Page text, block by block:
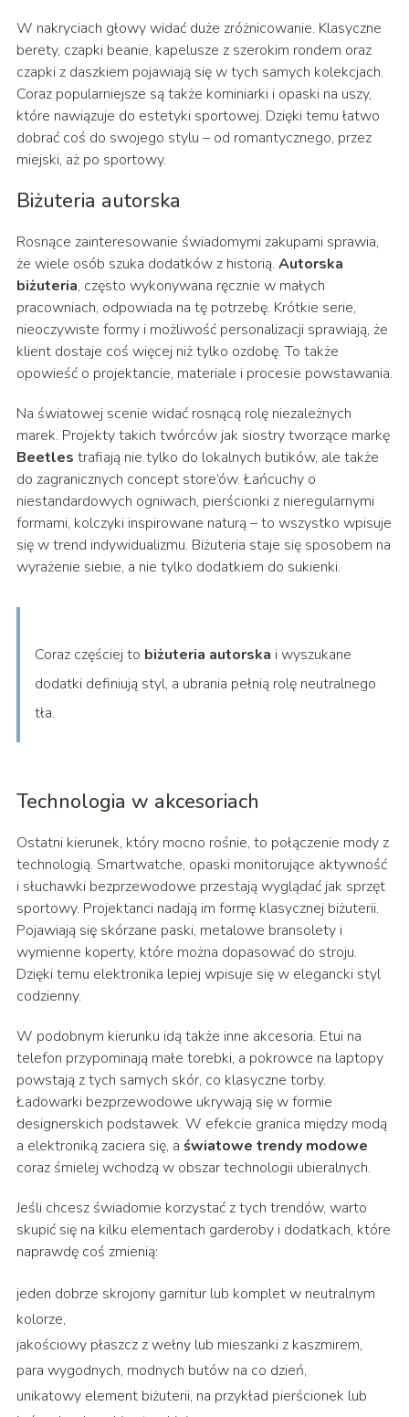
W nakryciach głowy widać duże zróżnicowanie. Klasyczne
berety, czapki beanie, kapelusze z szerokim rondem oraz
czapki z daszkiem pojawiają się w tych samych kolekcjach.
Coraz popularniejsze są także kominiarki i opaski na uszy,
które nawiązuje do estetyki sportowej. Dzięki temu łatwo
dobrać coś do swojego stylu – od romantycznego, przez
miejski, aż po sportowy.
Biżuteria autorska
Rosnące zainteresowanie świadomymi zakupami sprawia,
że wiele osób szuka dodatków z historią. Autorska
biżuteria, często wykonywana ręcznie w małych
pracowniach, odpowiada na tę potrzebę. Krótkie serie,
nieoczywiste formy i możliwość personalizacji sprawiają, że
klient dostaje coś więcej niż tylko ozdobę. To także
opowieść o projektancie, materiale i procesie powstawania.
Na światowej scenie widać rosnącą rolę niezależnych
marek. Projekty takich twórców jak siostry tworzące markę
Beetles trafiają nie tylko do lokalnych butików, ale także
do zagranicznych concept store’ów. Łańcuchy o
niestandardowych ogniwach, pierścionki z nieregularnymi
formami, kolczyki inspirowane naturą – to wszystko wpisuje
się w trend indywidualizmu. Biżuteria staje się sposobem na
wyrażenie siebie, a nie tylko dodatkiem do sukienki.
Coraz częściej to biżuteria autorska i wyszukane
dodatki definiują styl, a ubrania pełnią rolę neutralnego
tła.
Technologia w akcesoriach
Ostatni kierunek, który mocno rośnie, to połączenie mody z
technologią. Smartwatche, opaski monitorujące aktywność
i słuchawki bezprzewodowe przestają wyglądać jak sprzęt
sportowy. Projektanci nadają im formę klasycznej biżuterii.
Pojawiają się skórzane paski, metalowe bransolety i
wymienne koperty, które można dopasować do stroju.
Dzięki temu elektronika lepiej wpisuje się w elegancki styl
codzienny.
W podobnym kierunku idą także inne akcesoria. Etui na
telefon przypominają małe torebki, a pokrowce na laptopy
powstają z tych samych skór, co klasyczne torby.
Ładowarki bezprzewodowe ukrywają się w formie
designerskich podstawek. W efekcie granica między modą
a elektroniką zaciera się, a światowe trendy modowe
coraz śmielej wchodzą w obszar technologii ubieralnych.
Jeśli chcesz świadomie korzystać z tych trendów, warto
skupić się na kilku elementach garderoby i dodatkach, które
naprawdę coś zmienią:
jeden dobrze skrojony garnitur lub komplet w neutralnym
kolorze,
jakościowy płaszcz z wełny lub mieszanki z kaszmirem,
para wygodnych, modnych butów na co dzień,
unikatowy element biżuterii, na przykład pierścionek lub